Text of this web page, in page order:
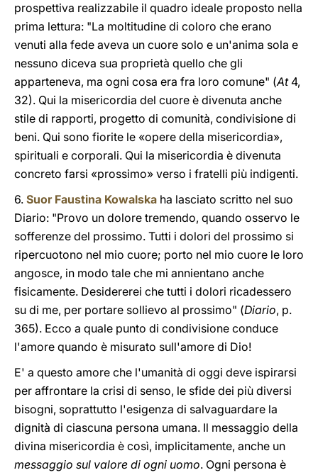
prospettiva realizzabile il quadro ideale proposto nella
prima lettura: "La moltitudine di coloro che erano
venuti alla fede aveva un cuore solo e un'anima sola e
nessuno diceva sua proprietà quello che gli
apparteneva, ma ogni cosa era fra loro comune" (At4,
32). Qui la misericordia del cuore è divenuta anche
stile di rapporti, progetto di comunità, condivisione di
beni. Qui sono fiorite le «opere della misericordia»,
spirituali e corporali. Qui la misericordia è divenuta
concreto farsi «prossimo» verso i fratelli più indigenti.
6. Suor Faustina Kowalska ha lasciato scritto nel suo
Diario: "Provo un dolore tremendo, quando osservo le
sofferenze del prossimo. Tutti i dolori del prossimo si
ripercuotono nel mio cuore; porto nel mio cuore le loro
angosce, in modo tale che mi annientano anche
fisicamente. Desidererei che tutti i dolori ricadessero
su di me, per portare sollievo al prossimo" (Diario, p.
365). Ecco a quale punto di condivisione conduce
l'amore quando è misurato sull'amore di Dio!
E' a questo amore che l'umanità di oggi deve ispirarsi
per affrontare la crisi di senso, le sfide dei più diversi
bisogni, soprattutto l'esigenza di salvaguardare la
dignità di ciascuna persona umana. Il messaggio della
divina misericordia è così, implicitamente, anche un
messaggio sul valore di ogni uomo. Ogni persona è